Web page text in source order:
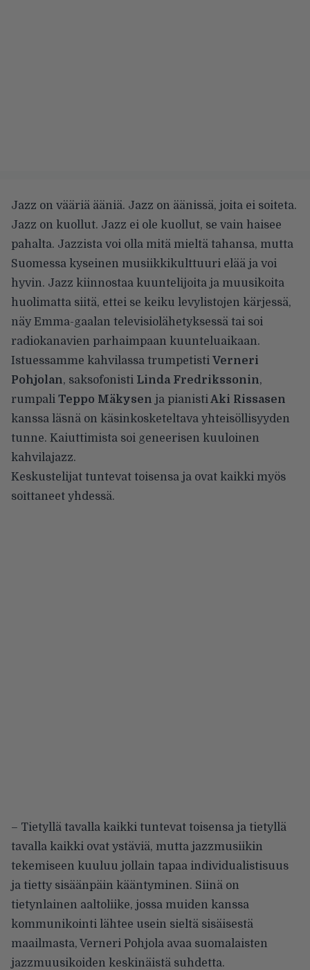
Jazz on vääriä ääniä. Jazz on äänissä, joita ei soiteta.
Jazz on kuollut. Jazz ei ole kuollut, se vain haisee
pahalta. Jazzista voi olla mitä mieltä tahansa, mutta
Suomessa kyseinen musiikkikulttuuri elää ja voi
hyvin. Jazz kiinnostaa kuuntelijoita ja muusikoita
huolimatta siitä, ettei se keiku levylistojen kärjessä,
näy Emma-gaalan televisiolähetyksessä tai soi
radiokanavien parhaimpaan kuunteluaikaan.
Istuessamme kahvilassa trumpetisti Verneri
Pohjolan, saksofonisti Linda Fredrikssonin,
rumpali Teppo Mäkysen ja pianisti Aki Rissasen
kanssa läsnä on käsinkosketeltava yhteisöllisyyden
tunne. Kaiuttimista soi geneerisen kuuloinen
kahvilajazz.
Keskustelijat tuntevat toisensa ja ovat kaikki myös
soittaneet yhdessä.
– Tietyllä tavalla kaikki tuntevat toisensa ja tietyllä
tavalla kaikki ovat ystäviä, mutta jazzmusiikin
tekemiseen kuuluu jollain tapaa individualistisuus
ja tietty sisäänpäin kääntyminen. Siinä on
tietynlainen aaltoliike, jossa muiden kanssa
kommunikointi lähtee usein sieltä sisäisestä
maailmasta, Verneri Pohjola avaa suomalaisten
jazzmuusikoiden keskinäistä suhdetta.